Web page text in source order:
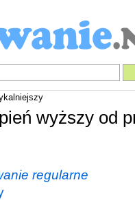
wyższy od
regularne